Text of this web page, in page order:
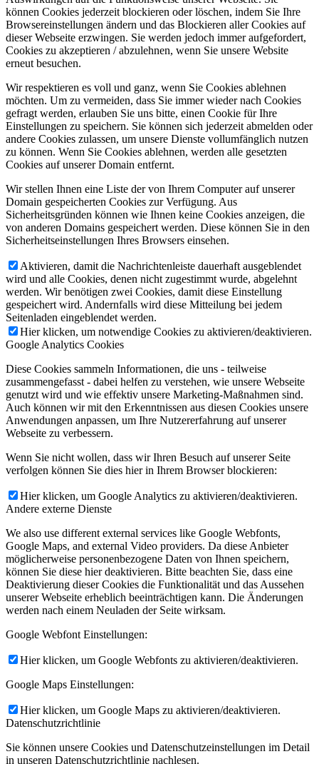
können Cookies jederzeit blockieren oder löschen, indem Sie Ihre
Browsereinstellungen ändern und das Blockieren aller Cookies auf
dieser Webseite erzwingen. Sie werden jedoch immer aufgefordert,
Cookies zu akzeptieren / abzulehnen, wenn Sie unsere Website
erneut besuchen.
Wir respektieren es voll und ganz, wenn Sie Cookies ablehnen
möchten. Um zu vermeiden, dass Sie immer wieder nach Cookies
gefragt werden, erlauben Sie uns bitte, einen Cookie für Ihre
Einstellungen zu speichern. Sie können sich jederzeit abmelden oder
andere Cookies zulassen, um unsere Dienste vollumfänglich nutzen
zu können. Wenn Sie Cookies ablehnen, werden alle gesetzten
Cookies auf unserer Domain entfernt.
Wir stellen Ihnen eine Liste der von Ihrem Computer auf unserer
Domain gespeicherten Cookies zur Verfügung. Aus
Sicherheitsgründen können wie Ihnen keine Cookies anzeigen, die
von anderen Domains gespeichert werden. Diese können Sie in den
Sicherheitseinstellungen Ihres Browsers einsehen.
Aktivieren, damit die Nachrichtenleiste dauerhaft ausgeblendet
wird und alle Cookies, denen nicht zugestimmt wurde, abgelehnt
werden. Wir benötigen zwei Cookies, damit diese Einstellung
gespeichert wird. Andernfalls wird diese Mitteilung bei jedem
Seitenladen eingeblendet werden.
Hier klicken, um notwendige Cookies zu aktivieren/deaktivieren.
Google Analytics Cookies
Diese Cookies sammeln Informationen, die uns - teilweise
zusammengefasst - dabei helfen zu verstehen, wie unsere Webseite
genutzt wird und wie effektiv unsere Marketing-Maßnahmen sind.
Auch können wir mit den Erkenntnissen aus diesen Cookies unsere
Anwendungen anpassen, um Ihre Nutzererfahrung auf unserer
Webseite zu verbessern.
Wenn Sie nicht wollen, dass wir Ihren Besuch auf unserer Seite
verfolgen können Sie dies hier in Ihrem Browser blockieren:
Hier klicken, um Google Analytics zu aktivieren/deaktivieren.
Andere externe Dienste
We also use different external services like Google Webfonts,
Google Maps, and external Video providers. Da diese Anbieter
möglicherweise personenbezogene Daten von Ihnen speichern,
können Sie diese hier deaktivieren. Bitte beachten Sie, dass eine
Deaktivierung dieser Cookies die Funktionalität und das Aussehen
unserer Webseite erheblich beeinträchtigen kann. Die Änderungen
werden nach einem Neuladen der Seite wirksam.
Google Webfont Einstellungen:
Hier klicken, um Google Webfonts zu aktivieren/deaktivieren.
Google Maps Einstellungen:
Hier klicken, um Google Maps zu aktivieren/deaktivieren.
Datenschutzrichtlinie
Sie können unsere Cookies und Datenschutzeinstellungen im Detail
in unseren Datenschutzrichtlinie nachlesen.